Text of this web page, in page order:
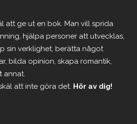
att ge ut en bok. Man vill sprida
hjälpa personer att utvecklas,
sin verklighet, berätta något
bilda opinion, skapa romantik,
annat.
att inte göra det. Hör av dig!